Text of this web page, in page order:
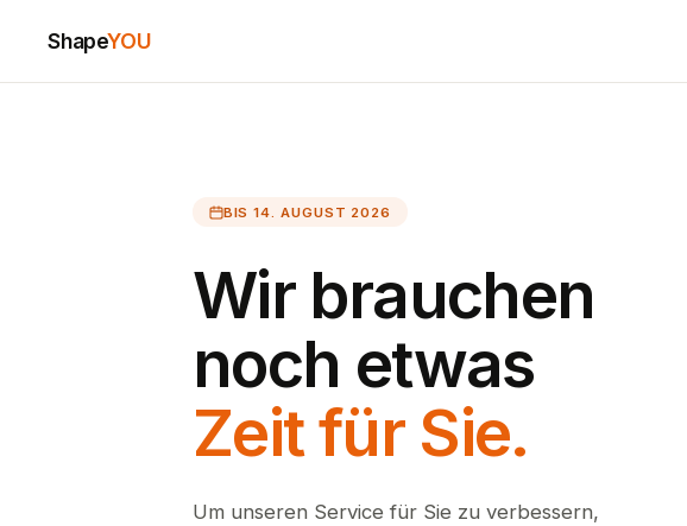
ShapeYOU
BIS 14. AUGUST 2026
Wir brauchen
noch etwas
Zeit für Sie.
Um unseren Service für Sie zu verbessern,